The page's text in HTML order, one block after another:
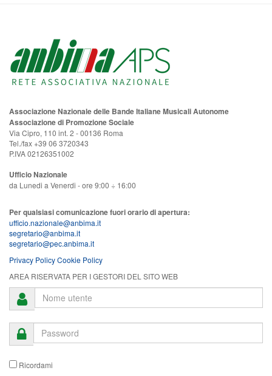
Associazione Nazionale delle Bande Italiane Musicali Autonome
Associazione di Promozione Sociale
Via Cipro, 110 int. 2 - 00136 Roma
Tel./fax +39 06 3720343
P.IVA 02126351002
Ufficio Nazionale
da Lunedi a Venerdi - ore 9:00 ÷ 16:00
Per qualsiasi comunicazione fuori orario di apertura:
ufficio.nazionale@anbima.it
segretario@anbima.it
segretario@pec.anbima.it
Privacy PolicyCookie Policy
AREA RISERVATA PER I GESTORI DEL SITO WEB
Ricordami